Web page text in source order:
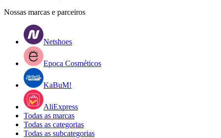
Nossas marcas e parceiros
Netshoes
Epoca Cosméticos
KaBuM!
AliExpress
Todas as marcas
Todas as categorias
Todas as subcategorias